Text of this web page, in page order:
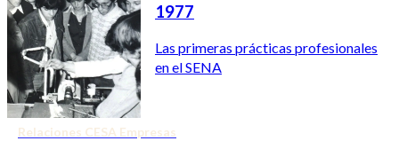
1977
Las primeras prácticas profesionales
en el SENA
Relaciones CESA Empresas